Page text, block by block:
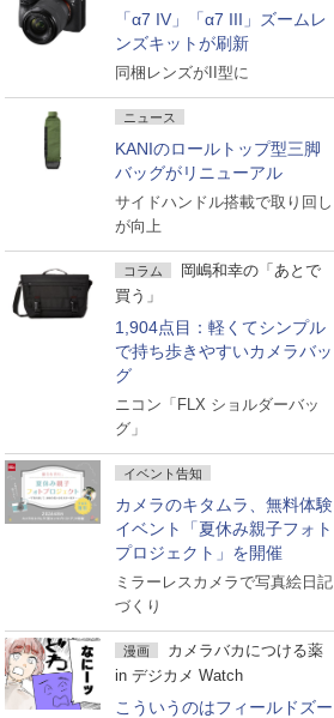
「α7 IV」「α7 III」ズームレ
ンズキットが刷新
同梱レンズがII型に
ニュース
KANIのロールトップ型三脚
バッグがリニューアル
サイドハンドル搭載で取り回し
が向上
コラム
岡嶋和幸の「あとで
買う」
1,904点目：軽くてシンプル
で持ち歩きやすいカメラバッ
グ
ニコン「FLX ショルダーバッ
グ」
イベント告知
カメラのキタムラ、無料体験
イベント「夏休み親子フォト
プロジェクト」を開催
ミラーレスカメラで写真絵日記
づくり
漫画
カメラバカにつける薬
in デジカメ Watch
こういうのはフィールドズー